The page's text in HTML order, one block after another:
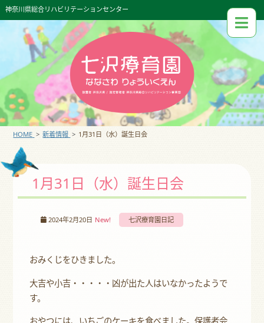
神奈川県総合リハビリテーションセンター
HOME 新着情報 1月31日（水）誕生日会
1月31日（水）誕生日会
2024年2月20日 New! 七沢療育園日記
おみくじをひきました。
大吉や小吉・・・・・凶が出た人はいなかったようで
す。